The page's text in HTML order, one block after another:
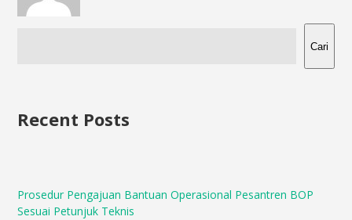
Cari
Recent Posts
Prosedur Pengajuan Bantuan Operasional Pesantren BOP
Sesuai Petunjuk Teknis